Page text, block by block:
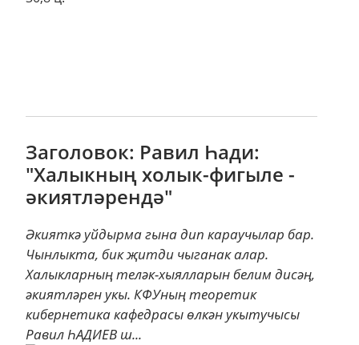
Заголовок: Равил Һади:
"Халыкның холык-фигыле -
әкиятләрендә"
Әкияткә уйдырма гына дип караучылар бар.
Чынлыкта, бик җитди чыганак алар.
Халыкларның теләк-хыялларын белим дисәң,
әкиятләрен укы. КФУның теоретик
кибернетика кафедрасы өлкән укытучысы
Равил ҺАДИЕВ ш...